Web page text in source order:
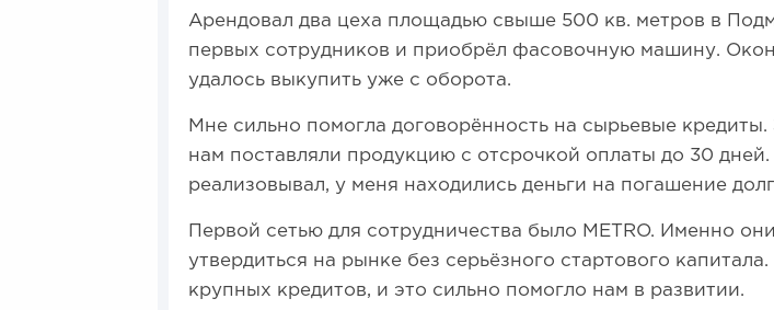
Арендовал два цеха площадью свыше 500 кв. метров в
первых сотрудников и приобрёл фасовочную машину.
удалось выкупить уже с оборота.
Мне сильно помогла договорённость на сырьевые кредиты.
нам поставляли продукцию с отсрочкой оплаты до 30 дней.
реализовывал, у меня находились деньги на погашение
Первой сетью для сотрудничества было METRO. Именно
утвердиться на рынке без серьёзного стартового
крупных кредитов, и это сильно помогло нам в развитии.